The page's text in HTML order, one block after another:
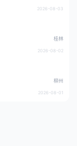
2026-08-03
桂林
2026-08-02
柳州
2026-08-01